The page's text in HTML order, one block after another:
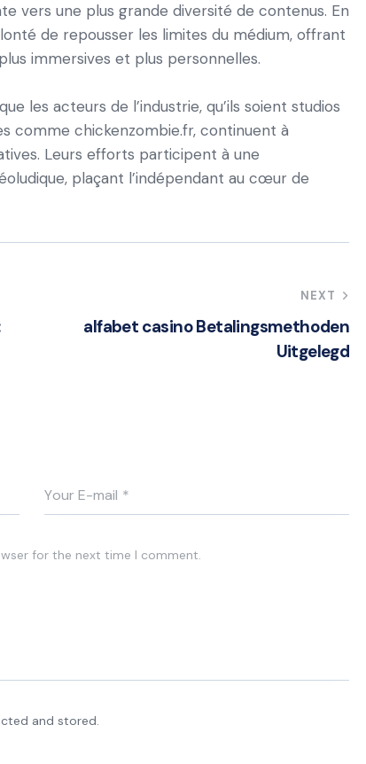
vers une plus grande diversité de contenus. En
de repousser les limites du médium, offrant
immersives et plus personnelles.
les acteurs de l’industrie, qu’ils soient studios
comme chickenzombie.fr, continuent à
Leurs efforts participent à une
plaçant l’indépendant au cœur de
NEXT
alfabet casino Betalingsmethoden
Uitgelegd
for the next time I comment.
and stored.